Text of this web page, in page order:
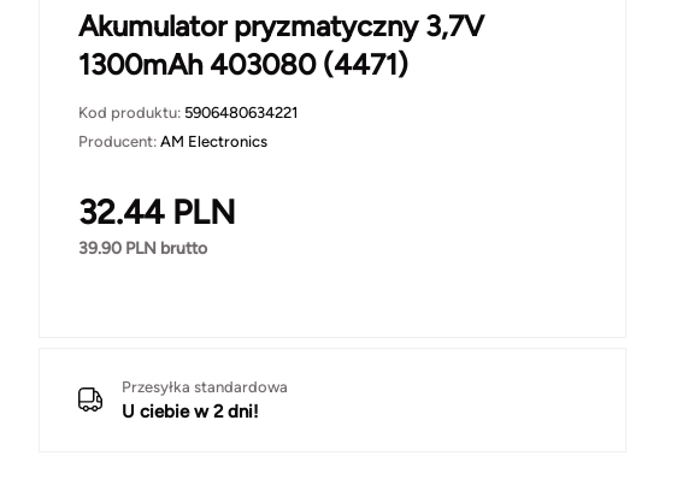
Akumulator pryzmatyczny 3,7V
1300mAh 403080 (4471)
Kod produktu: 5906480634221
Producent: AM Electronics
32.44PLN
39.90 PLN brutto
Przesyłka standardowa
U ciebie w 2 dni!